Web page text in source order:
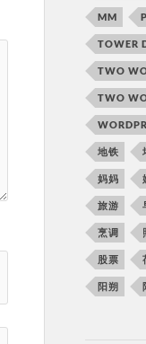
MM
TOWER
TWO
TWO
地铁
妈妈
旅游
烹调
股票
阳朔